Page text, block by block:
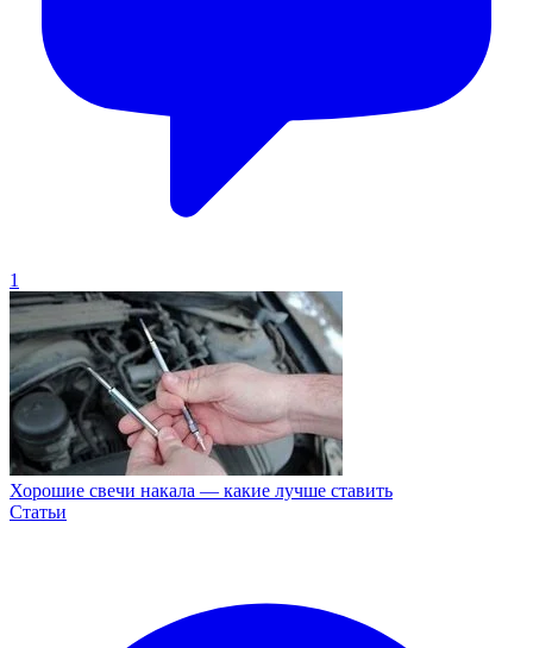
1
Хорошие свечи накала — какие лучше ставить
Статьи